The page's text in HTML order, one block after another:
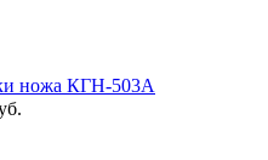
ножа КГН-503А